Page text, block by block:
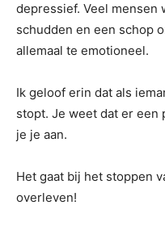
depressief. Veel mensen
schudden en een schop
allemaal te emotioneel.
Ik geloof erin dat als
stopt. Je weet dat er een
je je aan.
Het gaat bij het stoppen
overleven!